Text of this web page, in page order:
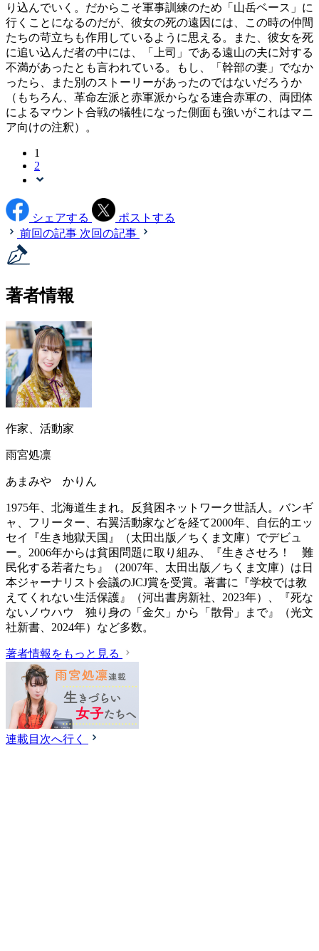
り込んでいく。だからこそ軍事訓練のため「山岳ベース」に
行くことになるのだが、彼女の死の遠因には、この時の仲間
たちの苛立ちも作用しているように思える。また、彼女を死
に追い込んだ者の中には、「上司」である遠山の夫に対する
不満があったとも言われている。もし、「幹部の妻」でなか
ったら、また別のストーリーがあったのではないだろうか
（もちろん、革命左派と赤軍派からなる連合赤軍の、両団体
によるマウント合戦の犠牲になった側面も強いがこれはマニ
ア向けの注釈）。
1
2
シェアする
ポストする
前回の記事 次回の記事
著者情報
作家、活動家
雨宮処凛
あまみや かりん
1975年、北海道生まれ。反貧困ネットワーク世話人。バンギ
ャ、フリーター、右翼活動家などを経て2000年、自伝的エッ
セイ『生き地獄天国』（太田出版／ちくま文庫）でデビュ
ー。2006年からは貧困問題に取り組み、『生きさせろ！ 難
民化する若者たち』（2007年、太田出版／ちくま文庫）は日
本ジャーナリスト会議のJCJ賞を受賞。著書に『学校では教
えてくれない生活保護』（‎河出書房新社、2023年）、『死な
ないノウハウ 独り身の「金欠」から「散骨」まで』（光文
社新書、2024年）など多数。
著者情報をもっと見る
連載目次へ行く